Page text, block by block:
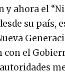
y ahora el
su
el